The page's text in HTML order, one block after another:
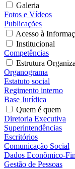
Galeria
Fotos e Vídeos
Publicações
Acesso à
Institucional
Competências
Estrutura
Organograma
Estatuto social
Regimento interno
Base Jurídica
Quem é quem
Diretoria Executiva
Superintendências
Escritórios
Comunicação Social
Dados Econômico-
Gestão de Pessoas